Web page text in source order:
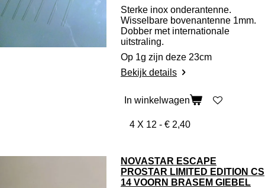
Sterke inox onderantenne.
Wisselbare bovenantenne 1mm.
Dobber met internationale
uitstraling.
Op 1g zijn deze 23cm
Bekijk details
In winkelwagen
NOVASTAR ESCAPE
PROSTAR LIMITED EDITION CS
14 VOORN BRASEM GIEBEL